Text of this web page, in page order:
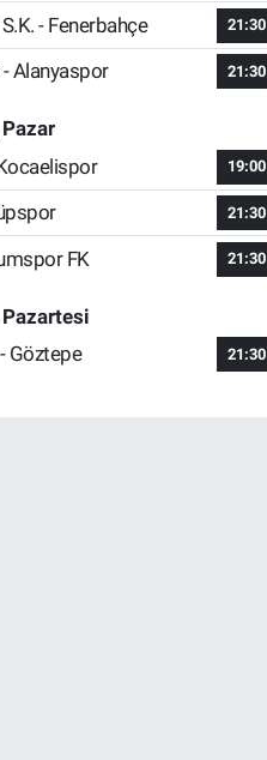
- Fenerbahçe 21:30
Alanyaspor 21:30
19:00
21:30
FK 21:30
Göztepe
21:30